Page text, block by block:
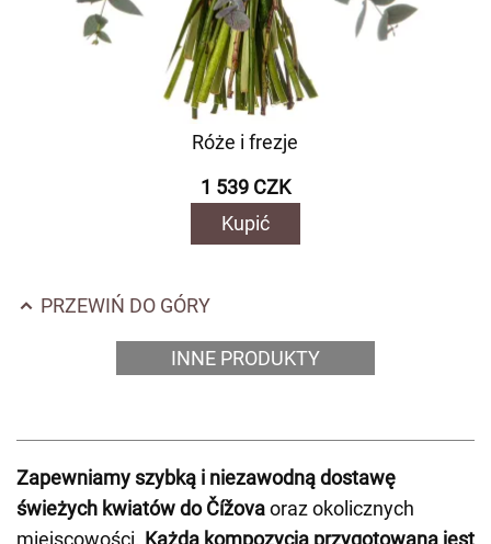
Róże i frezje
1 539 CZK
Kupić
PRZEWIŃ DO GÓRY
INNE PRODUKTY
Zapewniamy szybką i niezawodną dostawę
świeżych kwiatów do Čížovaoraz okolicznych
miejscowości. Każda kompozycja przygotowana jest